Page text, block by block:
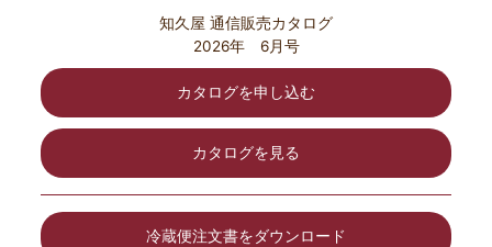
知久屋 通信販売カタログ
2026年 6月号
カタログを申し込む
カタログを見る
冷蔵便注文書をダウンロード